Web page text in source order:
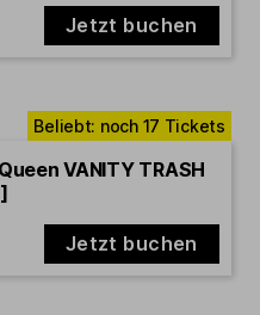
Jetzt buchen
VANITY TRASH
Jetzt buchen